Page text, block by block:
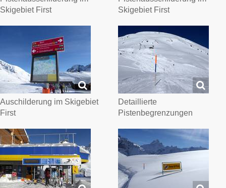
Skigebiet First
Skigebiet First
Auschilderung im Skigebiet
First
Detaillierte
Pistenbegrenzungen